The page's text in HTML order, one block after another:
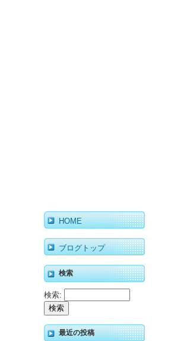
HOME
ブログトップ
検索
検索:
最近の投稿